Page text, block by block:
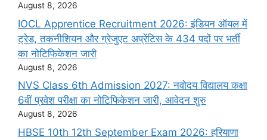
August 8, 2026
IOCL Apprentice Recruitment 2026: इंडियन ऑयल में
ट्रेड, तकनीशियन और ग्रेजुएट अप्रेंटिस के 434 पदों पर भर्ती
का नोटिफिकेशन जारी
August 8, 2026
NVS Class 6th Admission 2027: नवोदय विद्यालय कक्षा
6वीं प्रवेश परीक्षा का नोटिफिकेशन जारी, आवेदन शुरु
August 8, 2026
HBSE 10th 12th September Exam 2026: हरियाणा